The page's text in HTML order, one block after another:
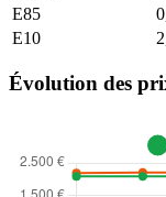
E85
E10
Évolution des